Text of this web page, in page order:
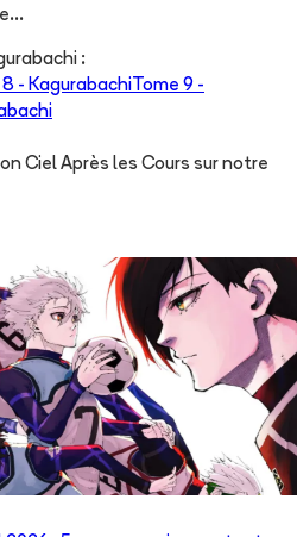
:
- Kagurabachi Tome 9 -
Ciel Après les Cours sur notre